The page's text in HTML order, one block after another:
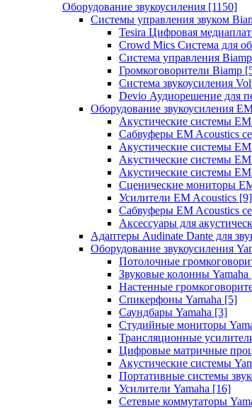
Оборудование звукоусиления [1150]
Системы управления звуком
Tesira Цифровая
Crowd Mics Система для
Система управления Biamp
Громкоговорители Biamp
Система звукоусиления
Devio Аудиорешение для
Оборудование звукоусиления
Акустические системы
Сабвуферы EM Acoustics
Акустические системы
Акустические системы
Акустические системы
Сценические мониторы
Усилители EM Acoustics [9]
Сабвуферы EM Acoustics
Аксессуары для
Адаптеры Audinate Dante для
Оборудование звукоусиления
Потолочные
Звуковые колонны Yamaha
Настенные
Спикерфоны Yamaha [5]
Саундбары Yamaha [3]
Студийные мониторы
Трансляционные
Цифровые матричные
Акустические системы
Портативные системы
Усилители Yamaha [16]
Сетевые коммутаторы